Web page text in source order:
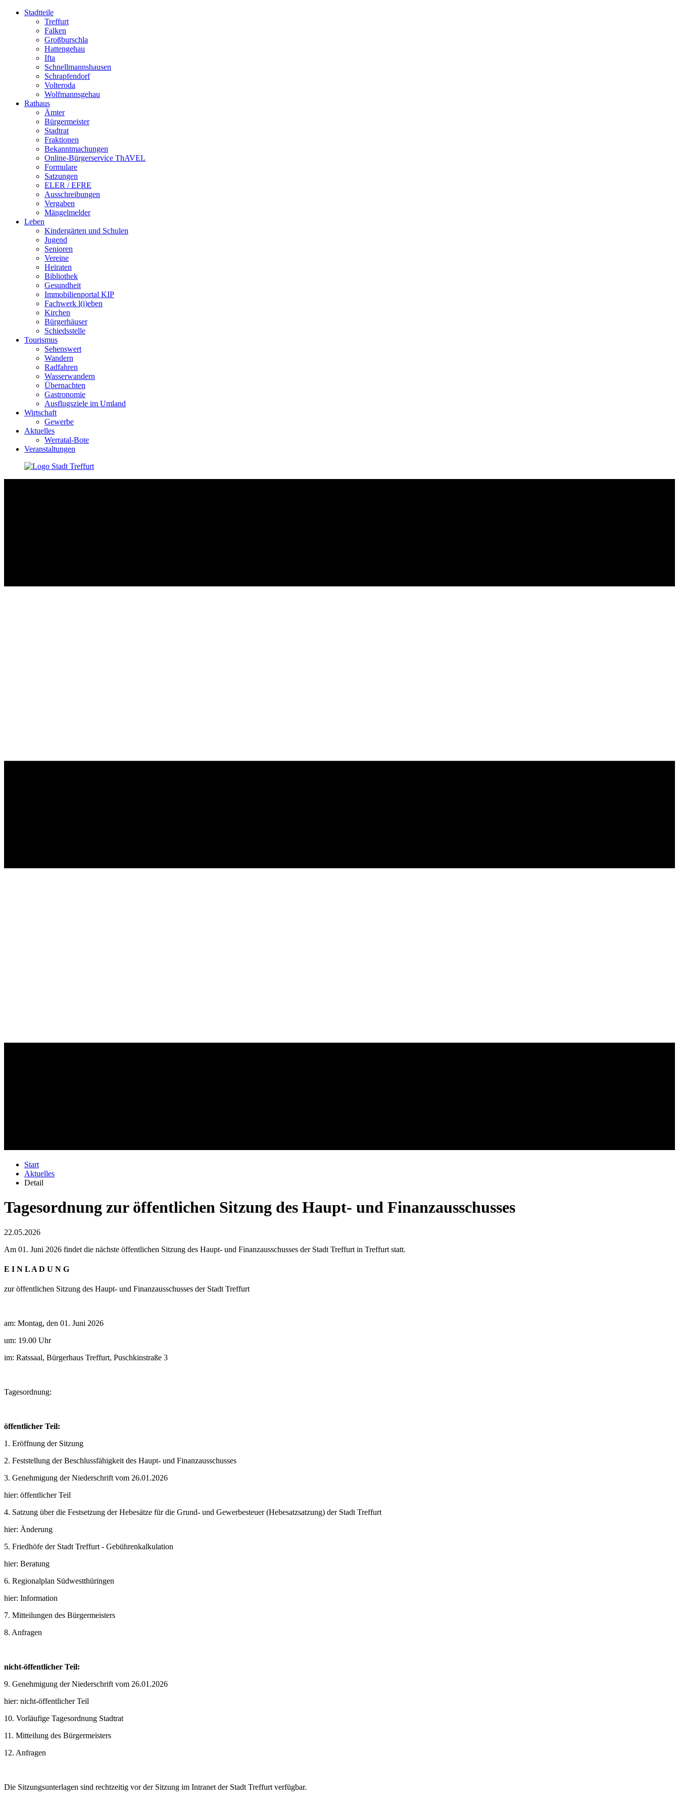
Stadtteile
Treffurt
Falken
Großburschla
Hattengehau
Ifta
Schnellmannshausen
Schrapfendorf
Volteroda
Wolfmannsgehau
Rathaus
Ämter
Bürgermeister
Stadtrat
Fraktionen
Bekanntmachungen
Online-Bürgerservice ThAVEL
Formulare
Satzungen
ELER / EFRE
Ausschreibungen
Vergaben
Mängelmelder
Leben
Kindergärten und Schulen
Jugend
Senioren
Vereine
Heiraten
Bibliothek
Gesundheit
Immobilienportal KIP
Fachwerk l(i)eben
Kirchen
Bürgerhäuser
Schiedsstelle
Tourismus
Sehenswert
Wandern
Radfahren
Wasserwandern
Übernachten
Gastronomie
Ausflugsziele im Umland
Wirtschaft
Gewerbe
Aktuelles
Werratal-Bote
Veranstaltungen
Start
Aktuelles
Detail
Tagesordnung zur öffentlichen Sitzung des Haupt- und Finanzausschusses
22.05.2026
Am 01. Juni 2026 findet die nächste öffentlichen Sitzung des Haupt- und Finanzausschusses der Stadt Treffurt in Treffurt statt.
E I N L A D U N G
zur öffentlichen Sitzung des Haupt- und Finanzausschusses der Stadt Treffurt
am: Montag, den 01. Juni 2026
um: 19.00 Uhr
im: Ratssaal, Bürgerhaus Treffurt, Puschkinstraße 3
Tagesordnung:
öffentlicher Teil:
1. Eröffnung der Sitzung
2. Feststellung der Beschlussfähigkeit des Haupt- und Finanzausschusses
3. Genehmigung der Niederschrift vom 26.01.2026
hier: öffentlicher Teil
4. Satzung über die Festsetzung der Hebesätze für die Grund- und Gewerbesteuer (Hebesatzsatzung) der Stadt Treffurt
hier: Änderung
5. Friedhöfe der Stadt Treffurt - Gebührenkalkulation
hier: Beratung
6. Regionalplan Südwestthüringen
hier: Information
7. Mitteilungen des Bürgermeisters
8. Anfragen
nicht-öffentlicher Teil:
9. Genehmigung der Niederschrift vom 26.01.2026
hier: nicht-öffentlicher Teil
10. Vorläufige Tagesordnung Stadtrat
11. Mitteilung des Bürgermeisters
12. Anfragen
Die Sitzungsunterlagen sind rechtzeitig vor der Sitzung im Intranet der Stadt Treffurt verfügbar.